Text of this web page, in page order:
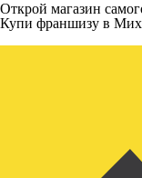
Открой магазин
Купи франшизу в